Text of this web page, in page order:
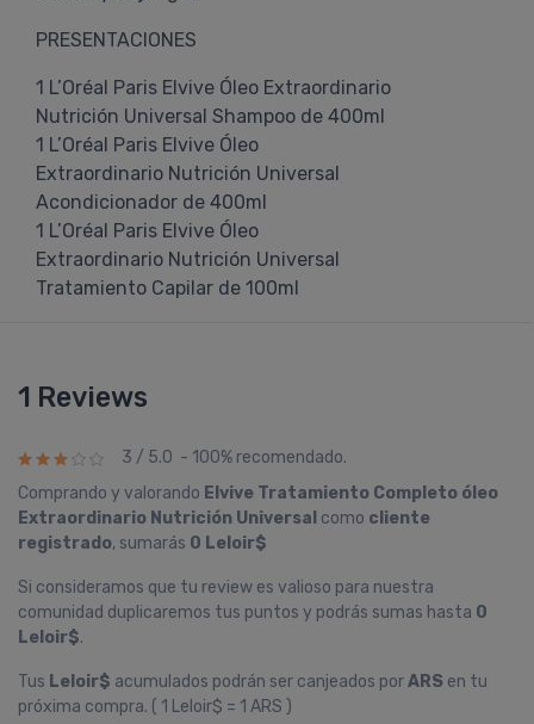
PRESENTACIONES
1 L’Oréal Paris Elvive Óleo Extraordinario
Nutrición Universal Shampoo de 400ml
1 L’Oréal Paris Elvive Óleo
Extraordinario Nutrición Universal
Acondicionador de 400ml
1 L’Oréal Paris Elvive Óleo
Extraordinario Nutrición Universal
Tratamiento Capilar de 100ml
1 Reviews
3 / 5.0 - 100% recomendado.
Comprando y valorando Elvive Tratamiento Completo óleo
Extraordinario Nutrición Universal como cliente
registrado, sumarás 0 Leloir$
Si consideramos que tu review es valioso para nuestra
comunidad duplicaremos tus puntos y podrás sumas hasta 0
Leloir$.
Tus Leloir$ acumulados podrán ser canjeados porARS en tu
próxima compra. ( 1 Leloir$ = 1 ARS )